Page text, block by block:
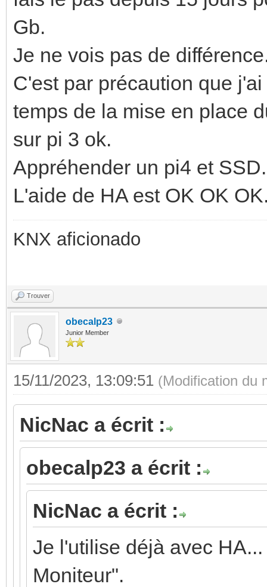
Gb.
Je ne vois pas de
C'est par précaution que
temps de la mise en place
sur pi 3 ok.
Appréhender un pi4 et
L'aide de HA est OK OK
KNX aficionado
Trouver
obecalp23
Junior Member
15/11/2023, 13:09:51 (Modification du
NicNac a écrit :
obecalp23 a écrit :
NicNac a écrit :
Je l'utilise déjà avec
Moniteur".